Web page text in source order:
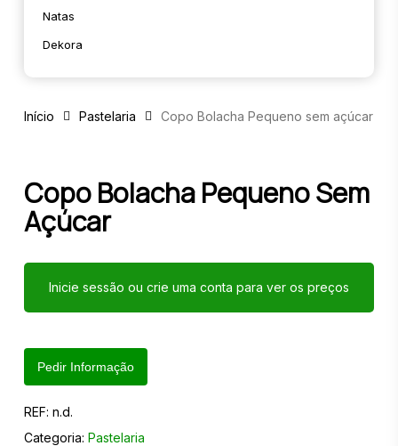
Natas
Dekora
Início Pastelaria Copo Bolacha Pequeno sem açúcar
Copo Bolacha Pequeno Sem
Açúcar
Inicie sessão ou crie uma conta para ver os preços
Pedir Informação
REF: n.d.
Categoria: Pastelaria